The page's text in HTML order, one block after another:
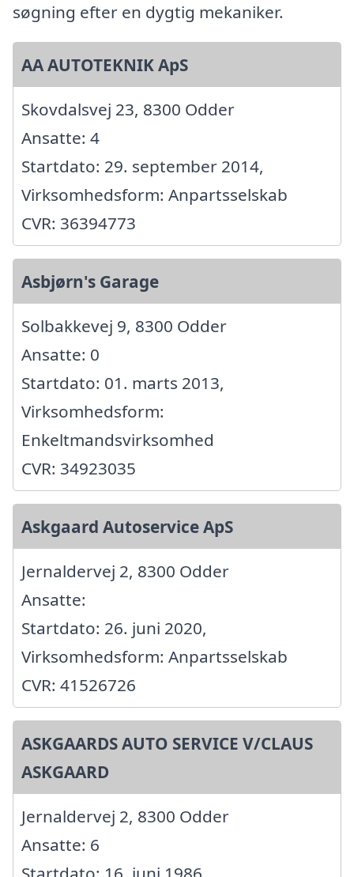
søgning efter en dygtig mekaniker.
AA AUTOTEKNIK ApS
Skovdalsvej 23, 8300 Odder
Ansatte: 4
Startdato: 29. september 2014,
Virksomhedsform: Anpartsselskab
CVR: 36394773
Asbjørn's Garage
Solbakkevej 9, 8300 Odder
Ansatte: 0
Startdato: 01. marts 2013,
Virksomhedsform:
Enkeltmandsvirksomhed
CVR: 34923035
Askgaard Autoservice ApS
Jernaldervej 2, 8300 Odder
Ansatte:
Startdato: 26. juni 2020,
Virksomhedsform: Anpartsselskab
CVR: 41526726
ASKGAARDS AUTO SERVICE V/CLAUS
ASKGAARD
Jernaldervej 2, 8300 Odder
Ansatte: 6